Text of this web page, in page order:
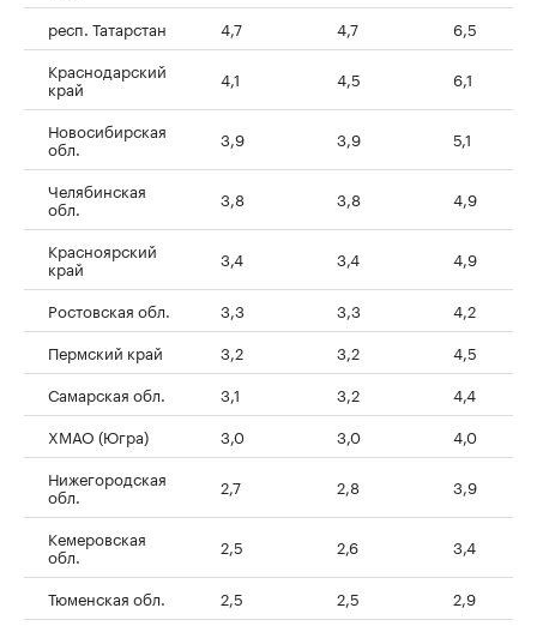
респ. Татарстан 4,7 4,7
6,5
Краснодарский
край 4,1 4,5 6,1
Новосибирская
обл. 3,9 3,9 5,1
Челябинская
обл. 3,8 3,8 4,9
Красноярский
край 3,4 3,4 4,9
Ростовская обл. 3,3 3,3
4,2
Пермский край
3,2 3,2
4,5
Самарская обл.
3,1 3,2
4,4
ХМАО (Югра)
3,0 3,0
4,0
Нижегородская
обл. 2,7 2,8 3,9
Кемеровская
обл. 2,5 2,6 3,4
Тюменская обл. 2,5 2,5
2,9